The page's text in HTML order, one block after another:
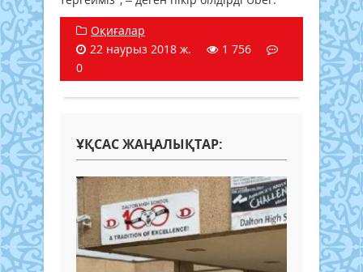
Оқиғалар
22 наурыз 2018 ж.
1 756
0
ҰҚСАС ЖАҢАЛЫҚТАР: